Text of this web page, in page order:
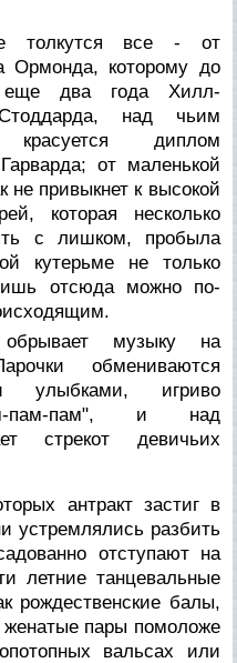
толкутся все - от
Ормонда, которому до
еще два года Хилл-
над чьим
диплом
от маленькой
не привыкнет к высокой
которая несколько
с лишком, пробыла
кутерьме не только
отсюда можно по-
обрывает музыку на
обмениваются
улыбками, игриво
пам-пам", и над
стрекот девичьих
антракт застиг в
устремлялись разбить
отступают на
летние танцевальные
рождественские балы,
женатые пары помоложе
вальсах или